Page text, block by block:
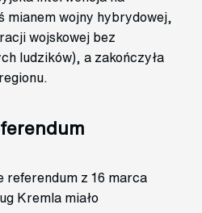
mianem wojny hybrydowej,
wojskowej bez
ludzików), a zakończyła
referendum z 16 marca
Kremla miało